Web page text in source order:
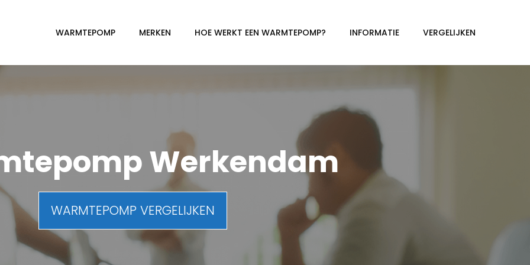
WARMTEPOMP MERKEN HOE WERKT EEN WARMTEPOMP? INFORMATIE VERGELIJKEN
Werkendam
WARMTEPOMP VERGELIJKEN